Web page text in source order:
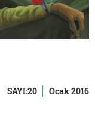
SAYI:20 Ocak 2016